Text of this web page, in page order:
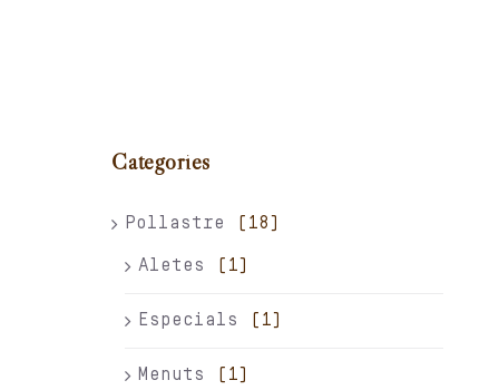
Categories
Pollastre (18)
Aletes (1)
Especials (1)
Menuts (1)